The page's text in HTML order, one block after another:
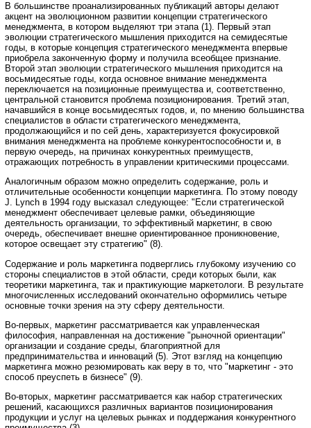
В большинстве проанализированных публикаций авторы делают
акцент на эволюционном развитии концепции стратегического
менеджмента, в котором выделяют три этапа (1). Первый этап
эволюции стратегического мышления приходится на семидесятые
годы, в которые концепция стратегического менеджмента впервые
приобрела законченную форму и получила всеобщее признание.
Второй этап эволюции стратегического мышления приходится на
восьмидесятые годы, когда основное внимание менеджмента
переключается на позиционные преимущества и, соответственно,
центральной становится проблема позиционирования. Третий этап,
начавшийся в конце восьмидесятых годов, и, по мнению большинства
специалистов в области стратегического менеджмента,
продолжающийся и по сей день, характеризуется фокусировкой
внимания менеджмента на проблеме конкурентоспособности и, в
первую очередь, на причинах конкурентных преимуществ,
отражающих потребность в управлении критическими процессами.
Аналогичным образом можно определить содержание, роль и
отличительные особенности концепции маркетинга. По этому поводу
J. Lynch в 1994 году высказал следующее: "Если стратегической
менеджмент обеспечивает целевые рамки, объединяющие
деятельность организации, то эффективный маркетинг, в свою
очередь, обеспечивает внешне ориентированное проникновение,
которое освещает эту стратегию" (8).
Содержание и роль маркетинга подверглись глубокому изучению со
стороны специалистов в этой области, среди которых были, как
теоретики маркетинга, так и практикующие маркетологи. В результате
многочисленных исследований окончательно оформились четыре
основные точки зрения на эту сферу деятельности.
Во-первых, маркетинг рассматривается как управленческая
философия, направленная на достижение "рыночной ориентации"
организации и создание среды, благоприятной для
предпринимательства и инноваций (5). Этот взгляд на концепцию
маркетинга можно резюмировать как веру в то, что "маркетинг - это
способ преуспеть в бизнесе" (9).
Во-вторых, маркетинг рассматривается как набор стратегических
решений, касающихся различных вариантов позиционирования
продукции и услуг на целевых рынках и поддержания конкурентного